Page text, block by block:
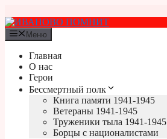
к
содержимому
Меню
Главная
О нас
Герои
Бессмертный полк
Книга памяти 1941-1945
Ветераны 1941-1945
Труженики тыла 1941-1945
Борцы с националистами